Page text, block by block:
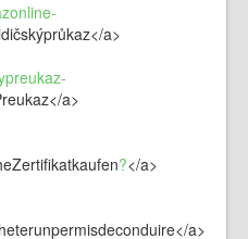
a>
a>
?</a>
a>